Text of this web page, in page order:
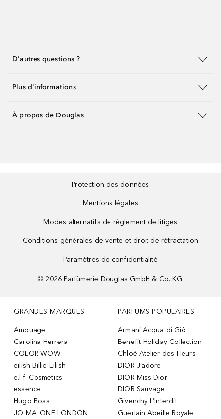
D'autres questions ?
Plus d'informations
À propos de Douglas
Protection des données
Mentions légales
Modes alternatifs de règlement de litiges
Conditions générales de vente et droit de rétractation
Paramètres de confidentialité
© 2026 Parfümerie Douglas GmbH & Co. KG.
GRANDES MARQUES
Amouage
Carolina Herrera
COLOR WOW
eilish Billie Eilish
e.l.f. Cosmetics
essence
Hugo Boss
JO MALONE LONDON
PARFUMS POPULAIRES
Armani Acqua di Giò
Benefit Holiday Collection
Chloé Atelier des Fleurs
DIOR J’adore
DIOR Miss Dior
DIOR Sauvage
Givenchy L’Interdit
Guerlain Abeille Royale